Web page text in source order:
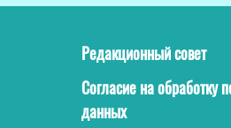
Редакционный совет
Согласие на обработку
данных